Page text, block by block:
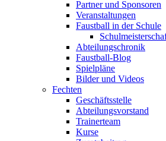
Partner und Sponsoren
Veranstaltungen
Faustball in der Schule
Abteilungschronik
Faustball-Blog
Spielpläne
Bilder und Videos
Fechten
Geschäftsstelle
Abteilungsvorstand
Trainerteam
Kurse